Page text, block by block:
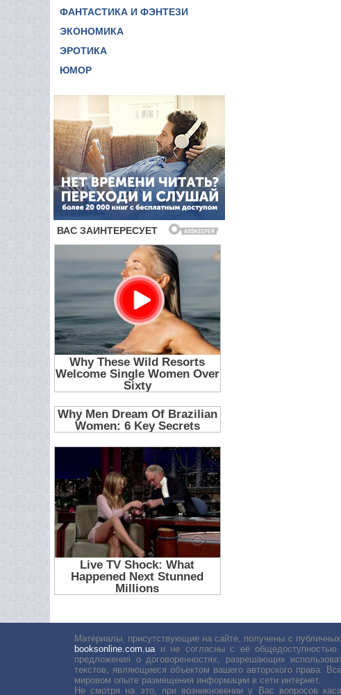
ФАНТАСТИКА И ФЭНТЕЗИ
ЭКОНОМИКА
ЭРОТИКА
ЮМОР
Материалы, присутствующие на сайте, получены с
booksonline.com.ua и не согласны с её
предложения о договоренностях, разрешающих
текстов, являющиеся объектом вашего авторского права.
мировом опыте размещения информации в сети интернет.
Не смотря на это, при возникновении у Вас вопросов